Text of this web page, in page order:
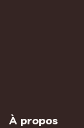
À propos